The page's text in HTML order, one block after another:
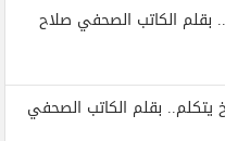
بقلم الكاتب الصحفي صلاح
رسائل‭ ‬سيناء‭.. ‬والتاريخ‭ ‬يتكلم.. بقلم الكاتب الصحفي